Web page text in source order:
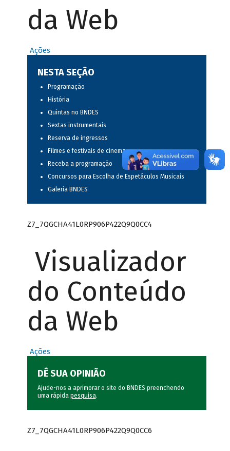
da Web
Ações
NESTA SEÇÃO
Programação
História
Quintas no BNDES
Sextas instrumentais
Reserva de ingressos
Filmes e festivais de cinema
Receba a programação
Concursos para Escolha de Espetáculos Musicais
Galeria BNDES
Z7_7QGCHA41L0RP906P422Q9Q0CC4
Visualizador
do Conteúdo
da Web
Ações
DÊ SUA OPINIÃO
Ajude-nos a aprimorar o site do BNDES preenchendo
uma rápida pesquisa.
Z7_7QGCHA41L0RP906P422Q9Q0CC6